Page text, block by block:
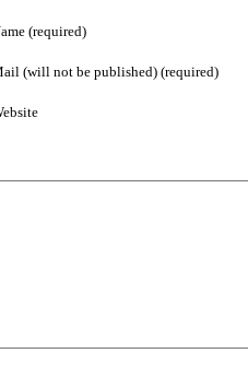
(required)
(will not be published) (required)